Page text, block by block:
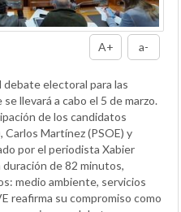
A+ a-
debate electoral para las
llevará a cabo el 5 de marzo.
de los candidatos
Carlos Martínez (PSOE) y
por el periodista Xabier
de 82 minutos,
medio ambiente, servicios
reafirma su compromiso como